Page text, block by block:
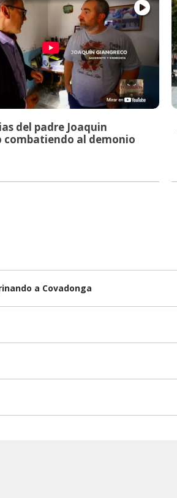
del padre Joaquin
combatiendo al demonio
a Covadonga